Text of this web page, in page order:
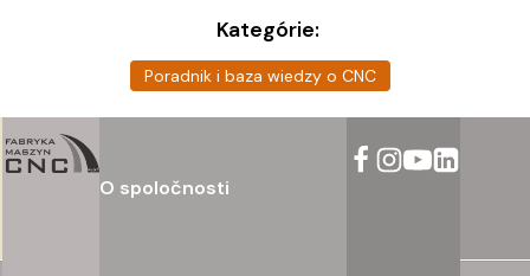
Kategórie:
Poradnik i baza wiedzy o CNC
O spoločnosti